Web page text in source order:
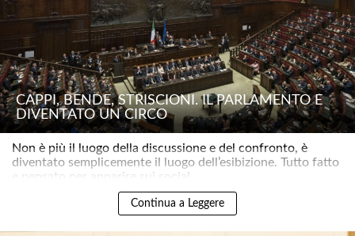
CAPPI, BENDE, STRISCIONI. IL PARLAMENTO È
DIVENTATO UN CIRCO
Non è più il luogo della discussione e del confronto, è
diventato semplicemente il luogo dell’esibizione. Tutto fatto
e pensato per apparire sui social..
Continua a Leggere